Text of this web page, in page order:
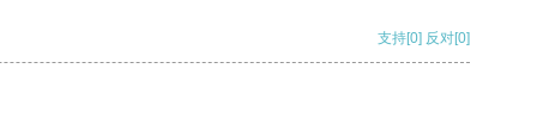
支持[0] 反对[0]